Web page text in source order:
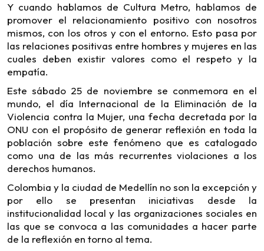
Y cuando hablamos de Cultura Metro, hablamos de
promover el relacionamiento positivo con nosotros
mismos, con los otros y con el entorno. Esto pasa por
las relaciones positivas entre hombres y mujeres en las
cuales deben existir valores como el respeto y la
empatía.
Este sábado 25 de noviembre se conmemora en el
mundo, el día Internacional de la Eliminación de la
Violencia contra la Mujer, una fecha decretada por la
ONU con el propósito de generar reflexión en toda la
población sobre este fenómeno que es catalogado
como una de las más recurrentes violaciones a los
derechos humanos.
Colombia y la ciudad de Medellín no son la excepción y
por ello se presentan iniciativas desde la
institucionalidad local y las organizaciones sociales en
las que se convoca a las comunidades a hacer parte
de la reflexión en torno al tema.